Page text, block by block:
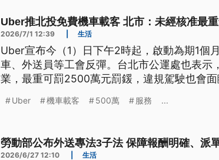
Uber推北投免費機車載客 北市：未經核准最
2026/7/1 12:39 生活
Uber宣布今（1）日下午2時起，啟動為期1個
車、外送員等工會反彈。台北市公運處也表示
業，最重可罰2500萬元罰鍰，違規駕駛也會
Uber 機車載客 500萬 服務 ...
勞動部公布外送專法3子法 保障報酬明確、派
2026/6/27 12:10 生活